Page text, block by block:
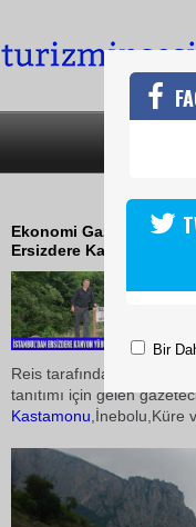
Ekonomi Gazeteciler
Ersizdere Kanyonunu
Reis tarafından
tanıtımı için gelen
Kastamonu ,İnebolu,Küre
Bir